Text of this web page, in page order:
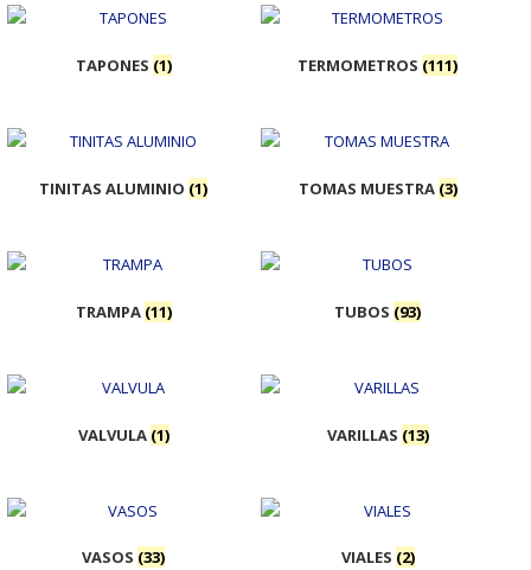
TAPONES (1) TERMOMETROS (111)
TINITAS ALUMINIO (1) TOMAS MUESTRA (3)
TRAMPA (11) TUBOS (93)
VALVULA (1) VARILLAS (13)
VASOS (33) VIALES (2)